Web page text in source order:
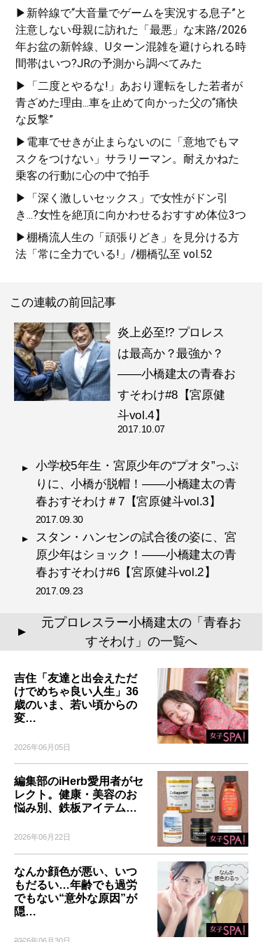
▶新幹線で“大音量でゲームを実況する息子”と
注意しない母親に訪れた「最悪」な末路/2026
年お盆の新幹線、Uターン混雑を避けられる時
間帯はいつ?JRの予測から調べてみた
▶「二度とやるな!」あおり運転をした若者が
青ざめた理由...車を止めて向かった父の“痛快
な反撃”
▶電車でせきが止まらないのに「意地でもマ
スクをつけない」サラリーマン。耐えかねた
乗客の行動に心の中で拍手
▶「深く激しいセックス」で女性がドン引
き...?女性を絶頂に向かわせるおすすめ体位3つ
▶棚橋流人生の「頑張りどき」を見分ける方
法「常に全力でいる!」/棚橋弘至 vol.52
この連載の前回記事
炎上必至!? プロレス
は最高か？最強か？
――小橋建太の青春お
すそわけ#8【宮原健
斗vol.4】
2017.10.07
小学校5年生・宮原少年の“プオタ”っぷ
りに、小橋が脱帽！――小橋建太の青
春おすそわけ＃7【宮原健斗vol.3】
2017.09.30
スタン・ハンセンの試合後の姿に、宮
原少年はショック！――小橋建太の青
春おすそわけ#6【宮原健斗vol.2】
2017.09.23
▲
元プロレスラー小橋建太の「青春お
すそわけ」の一覧へ
吉住「友達と出会えただ
けでめちゃ良い人生」36
歳のいま、若い頃からの
変…
2026年06月05日
編集部のiHerb愛用者がセ
レクト。健康・美容のお
悩み別、鉄板アイテム…
2026年06月22日
なんか顔色が悪い、いつ
もだるい…年齢でも過労
でもない“意外な原因”が
隠…